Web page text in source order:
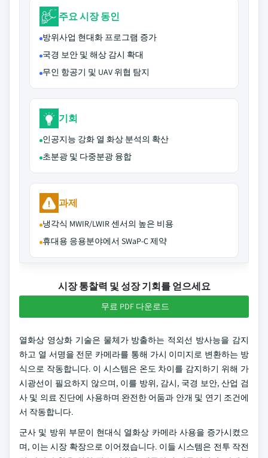
주요 시장 동인
방위사업 현대화 프로그램 증가
국경 보안 및 해상 감시 확대
무인 항공기 및 UAV 위협 탐지
기회
인공지능 강화 열 화상 분석의 확산
초분광 및 다중분광 융합
과제
냉각식 MWIR/LWIR 센서의 높은 비용
휴대용 응용분야에서 SWaP-C 제약
시장 통찰력 및 성장 기회를 얻으세요
무료 PDF 다운로드
열화상 영상화 기술은 물체가 방출하는 적외선 방사능을 감지
하고 열 서명을 전문 카메라를 통해 가시 이미지로 변환하는 방
식으로 작동합니다. 이 시스템은 온도 차이를 감지하기 위해 가
시광선이 필요하지 않으며, 이를 방위, 감시, 국경 보안, 산업 검
사 및 의료 진단에 사용하며 완전한 어둠과 안개 및 연기 조건에
서 작동합니다.
군사 및 방위 부문이 현대식 열화상 카메라 사용을 증가시켰으
며, 이는 시장 확장으로 이어졌습니다. 이들 시스템은 전투 작전